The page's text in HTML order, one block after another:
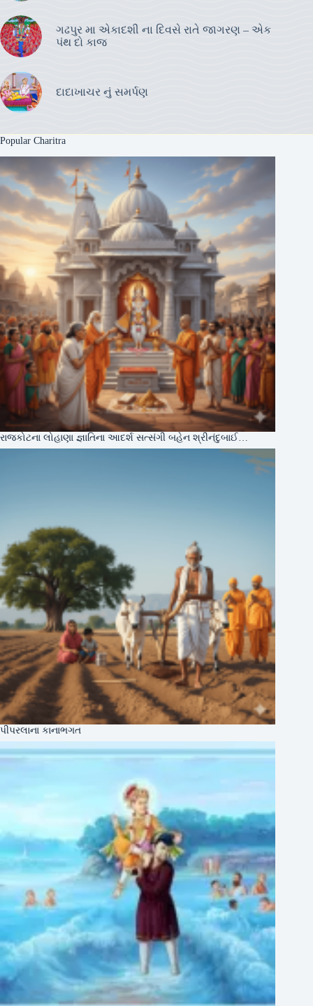
ગઢપુર મા એકાદશી ના દિવસે રાતે જાગરણ – એક
પંથ દો કાજ
દાદાખાચર નું સમર્પણ
Popular Charitra
રાજકોટના લોહાણા જ્ઞાતિના આદર્શ સત્સંગી બહેન શ્રીનંદુબાઈ…
પીપરલાના કાનાભગત